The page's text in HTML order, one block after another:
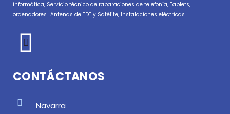
informática, Servicio técnico de raparaciones de telefonía, Tablets,
ordenadores.. Antenas de TDT y Satélite, Instalaciones eléctricas.
CONTÁCTANOS
Navarra